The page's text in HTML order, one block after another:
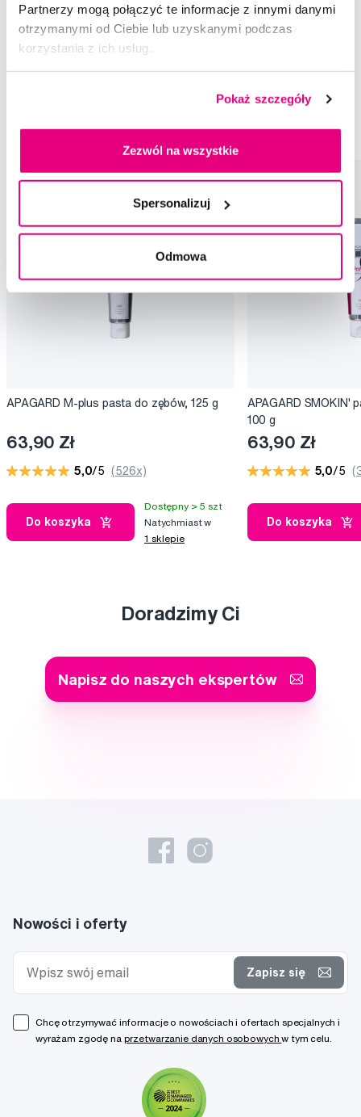
Partnerzy mogą połączyć te informacje z innymi danymi
otrzymanymi od Ciebie lub uzyskanymi podczas
korzystania z ich usług.
Pokaż szczegóły
Zezwól na wszystkie
Spersonalizuj
Odmowa
Rekomendowane produkty
Pasty do zębów Pasty do zębów dla dorosłych
Pasty wzmacniające szkliwo Pasty do zębów Apagard
Pasty wzmacniające szkliwo Apagard
APAGARD M-plus pasta do zębów, 125 g
63,90 Zł
5,0/5 (526x)
Do koszyka
Dostępny > 5 szt
Natychmiast w
1 sklepie
APAGARD SMOKIN'
100 g
63,90 Zł
5,0/5
Do koszyka
Doradzimy Ci
Napisz do naszych ekspertów
Nowości i oferty
Zapisz się
Chcę otrzymywać informacje o nowościach i ofertach specjalnych i
wyrażam zgodę na przetwarzanie danych osobowychw tym celu.